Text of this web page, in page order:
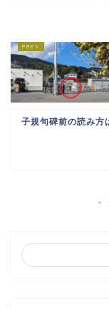
子規句碑前の読み方